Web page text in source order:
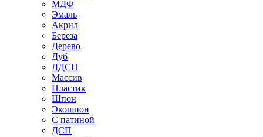
МДФ
Эмаль
Акрил
Береза
Дерево
Дуб
ЛДСП
Массив
Пластик
Шпон
Экошпон
С патиной
ДСП